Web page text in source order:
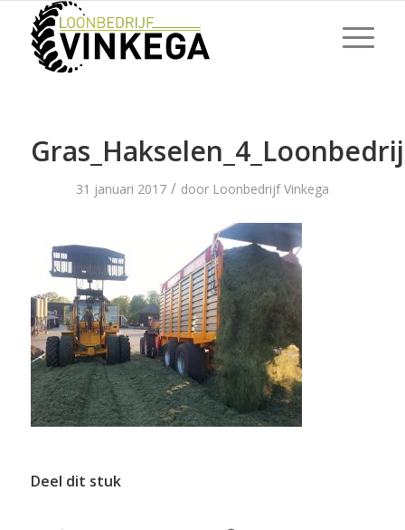
31 januari 2017 / door Loonbedrijf Vinkega
Deel dit stuk